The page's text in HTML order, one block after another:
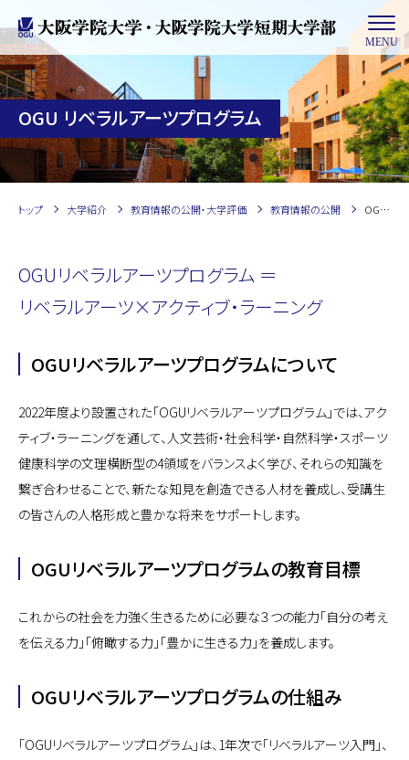
MENU
OGU リベラルアーツプログラム
トップ 大学紹介 教育情報の公開・大学評価 教育情報の公開 OGU リベラルアーツプログラム
OGUリベラルアーツプログラム ＝
リベラルアーツ×アクティブ・ラーニング
OGUリベラルアーツプログラムについて
2022年度より設置された「OGUリベラルアーツプログラム」では、アク
ティブ・ラーニングを通して、人文芸術・社会科学・自然科学・スポーツ
健康科学の文理横断型の4領域をバランスよく学び、それらの知識を
繋ぎ合わせることで、新たな知見を創造できる人材を養成し、受講生
の皆さんの人格形成と豊かな将来をサポートします。
OGUリベラルアーツプログラムの教育目標
これからの社会を力強く生きるために必要な３つの能力「自分の考え
を伝える力」「俯瞰する力」「豊かに生きる力」を養成します。
OGUリベラルアーツプログラムの仕組み
「OGUリベラルアーツプログラム」は、1年次で「リベラルアーツ入門」、